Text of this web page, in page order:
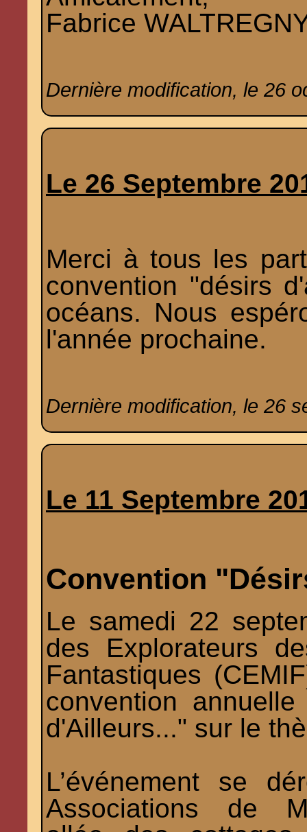
Fabrice
Dernière modification, le 26
Le 26 Septembre
Merci à tous les
convention "désirs
océans. Nous
l'année prochaine.
Dernière modification, le 26
Le 11 Septembre
Convention
Le samedi 22
des Explorateurs
Fantastiques
convention
d'Ailleurs..." sur le
L’événement se
Associations de